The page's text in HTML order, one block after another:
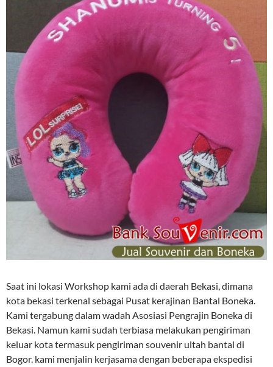
Saat ini lokasi Workshop kami ada di daerah Bekasi, dimana
kota bekasi terkenal sebagai Pusat kerajinan Bantal Boneka.
Kami tergabung dalam wadah Asosiasi Pengrajin Boneka di
Bekasi. Namun kami sudah terbiasa melakukan pengiriman
keluar kota termasuk pengiriman souvenir ultah bantal di
Bogor. kami menjalin kerjasama dengan beberapa ekspedisi